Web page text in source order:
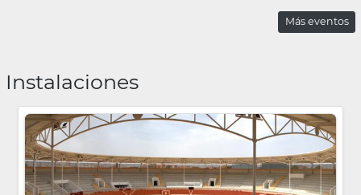
Más eventos
Instalaciones